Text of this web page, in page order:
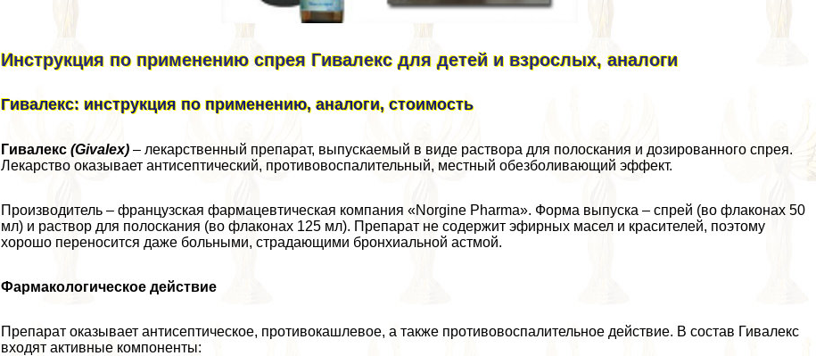
Инструкция по применению спрея Гивалекс для детей и взрослых, аналоги
Гивалекс: инструкция по применению, аналоги, стоимость
Гивалекс (Givalex) – лекарственный препарат, выпускаемый в виде раствора для полоскания и дозированного спрея.
Лекарство оказывает антисептический, противовоспалительный, местный обезболивающий эффект.
Производитель – французская фармацевтическая компания «Norgine Pharma». Форма выпуска – спрей (во флаконах 50
мл) и раствор для полоскания (во флаконах 125 мл). Препарат не содержит эфирных масел и красителей, поэтому
хорошо переносится даже больными, страдающими бронхиальной астмой.
Фармакологическое действие
Препарат оказывает антисептическое, противокашлевое, а также противовоспалительное действие. В состав Гивалекс
входят активные компоненты: